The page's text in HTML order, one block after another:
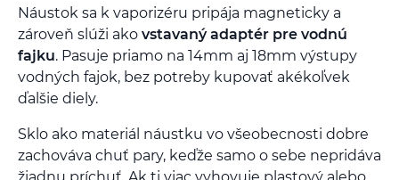
Náustok sa k vaporizéru pripája magneticky a
zároveň slúži ako vstavaný adaptér pre vodnú
fajku. Pasuje priamo na 14mm aj 18mm výstupy
vodných fajok, bez potreby kupovať akékoľvek
ďalšie diely.
Sklo ako materiál náustku vo všeobecnosti dobre
zachováva chuť pary, keďže samo o sebe nepridáva